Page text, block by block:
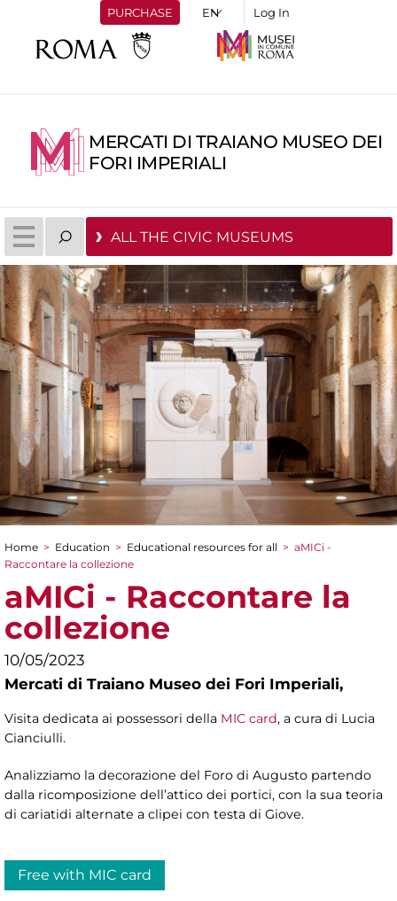
PURCHASE Log In
MERCATI DI TRAIANO MUSEO DEI
FORI IMPERIALI
ALL THE CIVIC MUSEUMS
You are here
Home > Education > Educational resources for all > aMICi -
Raccontare la collezione
aMICi - Raccontare la
collezione
10/05/2023
Mercati di Traiano Museo dei Fori Imperiali,
Visita dedicata ai possessori della MIC card, a cura di Lucia
Cianciulli.
Analizziamo la decorazione del Foro di Augusto partendo
dalla ricomposizione dell’attico dei portici, con la sua teoria
di cariatidi alternate a clipei con testa di Giove.
Free with MIC card